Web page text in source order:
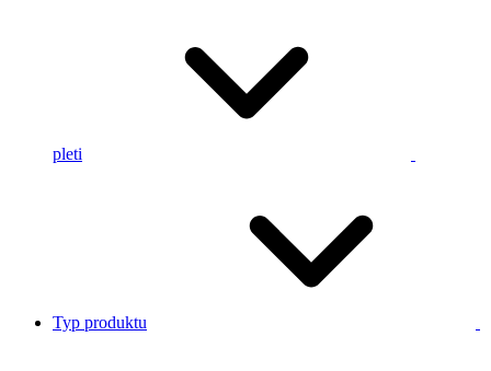
pleti
Typ produktu